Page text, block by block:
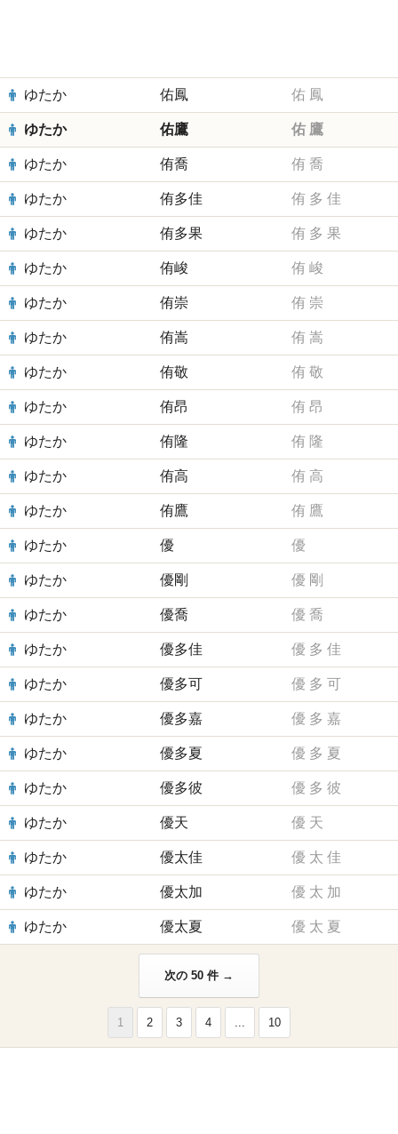
ゆたか 佑鳳 佑 鳳
ゆたか 佑鷹 佑 鷹
ゆたか 侑喬 侑 喬
ゆたか 侑多佳 侑 多 佳
ゆたか 侑多果 侑 多 果
ゆたか 侑峻 侑 峻
ゆたか 侑崇 侑 崇
ゆたか 侑嵩 侑 嵩
ゆたか 侑敬 侑 敬
ゆたか 侑昂 侑 昂
ゆたか 侑隆 侑 隆
ゆたか 侑高 侑 高
ゆたか 侑鷹 侑 鷹
ゆたか 優 優
ゆたか 優剛 優 剛
ゆたか 優喬 優 喬
ゆたか 優多佳 優 多 佳
ゆたか 優多可 優 多 可
ゆたか 優多嘉 優 多 嘉
ゆたか 優多夏 優 多 夏
ゆたか 優多彼 優 多 彼
ゆたか 優天 優 天
ゆたか 優太佳 優 太 佳
ゆたか 優太加 優 太 加
ゆたか 優太夏 優 太 夏
次の 50 件 →
1 2 3 4 ... 10